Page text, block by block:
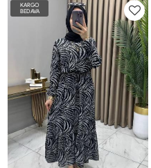
KARGO
BEDAVA